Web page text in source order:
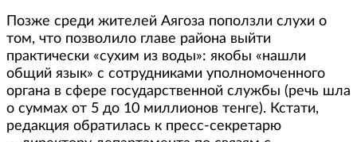
Позже среди жителей Аягоза поползли слухи о
том, что позволило главе района выйти
практически «сухим из воды»: якобы «нашли
общий язык» с сотрудниками уполномоченного
органа в сфере государственной службы (речь шла
о суммах от 5 до 10 миллионов тенге). Кстати,
редакция обратилась к пресс-секретарю